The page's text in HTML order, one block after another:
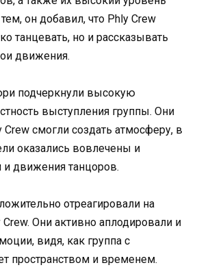
он добавил, что Phly Crew
танцевать, но и рассказывать
движения.
подчеркнули высокую
выступления группы. Они
Crew смогли создать атмосферу, в
оказались вовлечены и
движения танцоров.
отреагировали на
Они активно аплодировали и
видя, как группа с
пространством и временем.